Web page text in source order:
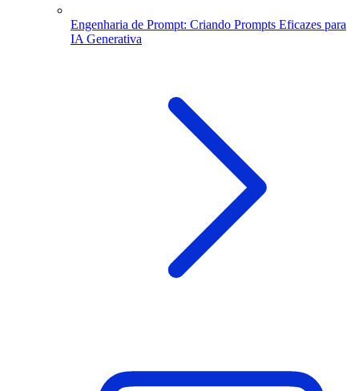
Engenharia de Prompt: Criando Prompts Eficazes para
IA Generativa